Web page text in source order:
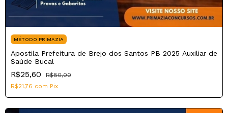
MÉTODO PRIMAZIA
Apostila Prefeitura de Brejo dos Santos PB 2025 Auxiliar de
Saúde Bucal
R$25,60
R$80,00
R$21,76 com Pix